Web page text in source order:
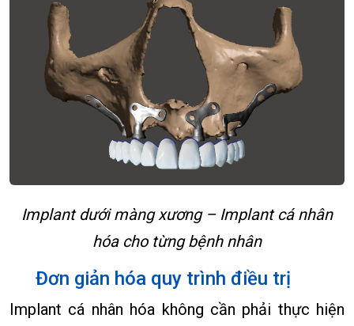
Implant dưới màng xương – Implant cá nhân
hóa cho từng bệnh nhân
Đơn giản hóa quy trình điều trị
Implant cá nhân hóa không cần phải thực hiện